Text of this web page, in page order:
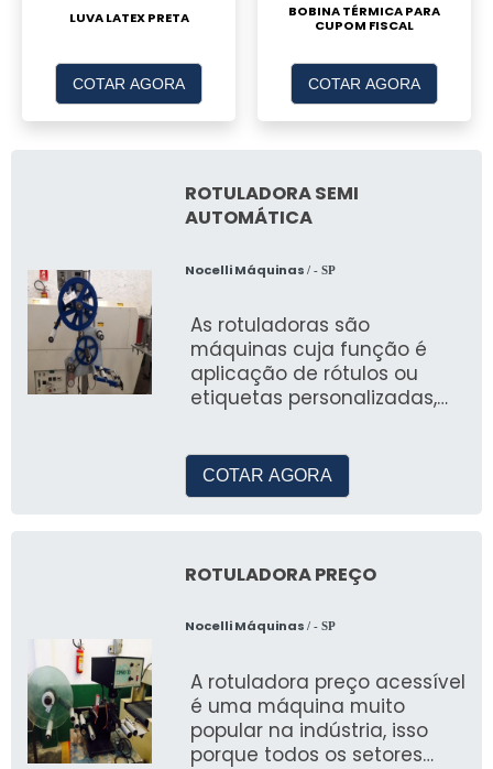
LUVA LATEX PRETA
COTAR AGORA
BOBINA TÉRMICA PARA
CUPOM FISCAL
COTAR AGORA
ROTULADORA SEMI
AUTOMÁTICA
Nocelli Máquinas / - SP
As rotuladoras são
máquinas cuja função é
aplicação de rótulos ou
etiquetas personalizadas,
COTAR AGORA
ROTULADORA PREÇO
Nocelli Máquinas / - SP
A rotuladora preço acessível
é uma máquina muito
popular na indústria, isso
porque todos os setores